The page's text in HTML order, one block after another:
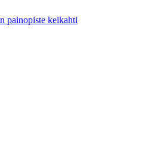
painopiste keikahti